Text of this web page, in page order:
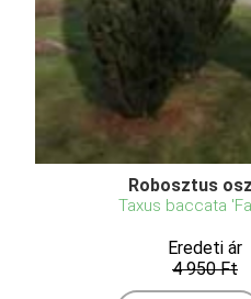
Robosztus
Taxus baccata
Eredeti ár
4 950 Ft